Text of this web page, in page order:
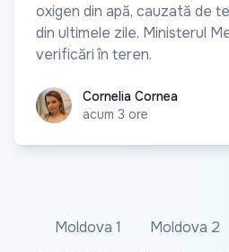
oxigen din apă, cauzată de
din ultimele zile. Ministerul
verificări în teren.
Cornelia Cornea
Cornelia Cornea
acum 3 ore
Moldova 1 Moldova 2